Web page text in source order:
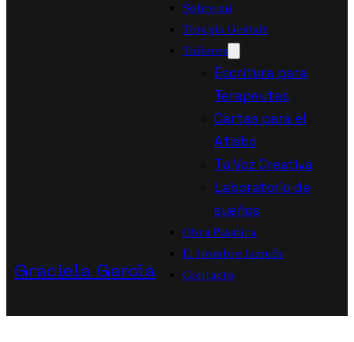
Graciela García
Sobre mí
Terapia Gestalt
Talleres
Escritura para
Terapeutas
Cartas para el
Atisbo
Tu Voz Creativa
Laboratorio de
sueños
Obra Plástica
El Hombre Jazmín
Contacto